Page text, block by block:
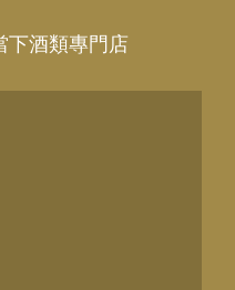
下酒類專門店